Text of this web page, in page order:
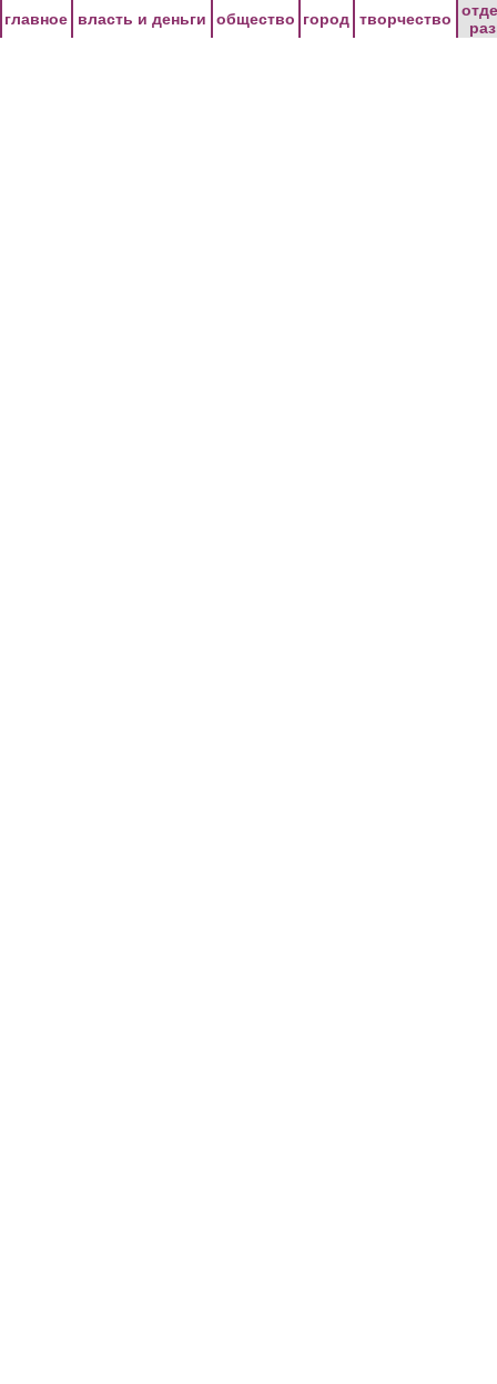
главное власть и деньги общество город творчество